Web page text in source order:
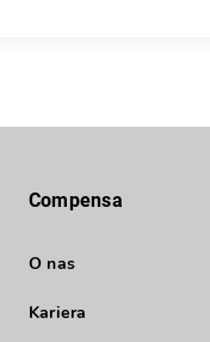
Compensa
O nas
Kariera